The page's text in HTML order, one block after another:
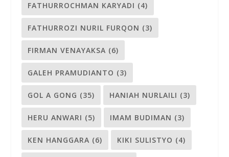
FATHURROCHMAN KARYADI (4)
FATHURROZI NURIL FURQON (3)
FIRMAN VENAYAKSA (6)
GALEH PRAMUDIANTO (3)
GOL A GONG (35) HANIAH NURLAILI (3)
HERU ANWARI (5) IMAM BUDIMAN (3)
KEN HANGGARA (6) KIKI SULISTYO (4)